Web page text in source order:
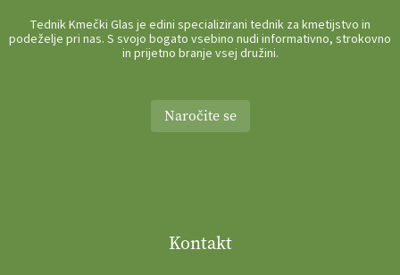
Tednik Kmečki Glas je edini specializirani tednik za kmetijstvo in
podeželje pri nas. S svojo bogato vsebino nudi informativno, strokovno
in prijetno branje vsej družini.
Naročite se
Kontakt